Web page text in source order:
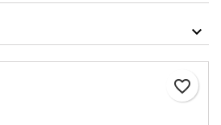
favorite_border